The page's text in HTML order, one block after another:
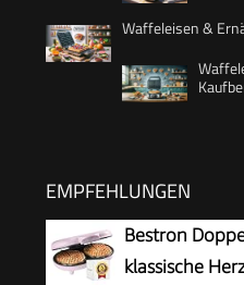
Waffeleisen &
EMPFEHLUNGEN
Bestron
klassische